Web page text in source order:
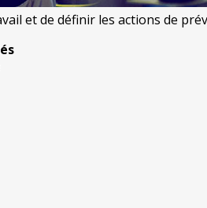
et de définir les actions de